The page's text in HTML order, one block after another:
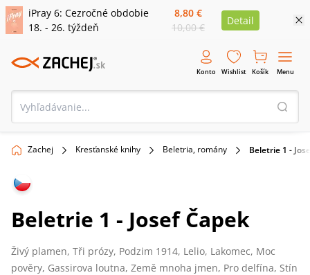
iPray 6: Cezročné obdobie
18. - 26. týždeň
8,80 €
10,00 €
Detail
Konto Wishlist Košík Menu
Zachej Kresťanské knihy Beletria, romány Beletrie 1 -
Beletrie 1 - Josef Čapek
Živý plamen, Tři prózy, Podzim 1914, Lelio, Lakomec, Moc
pověry, Gassirova loutna, Země mnoha jmen, Pro delfína, Stín